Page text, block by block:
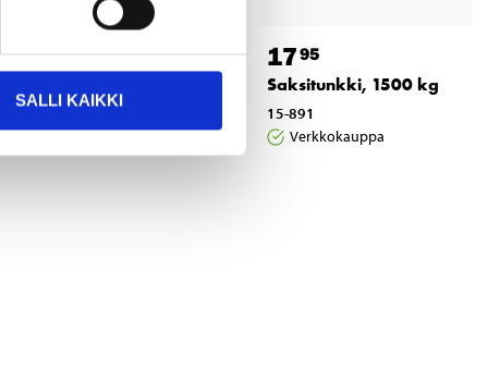
SALLI KAIKKI
435
Verkkokauppa
1795
Saksitunkki, 1500 kg
15-891
Verkkokauppa